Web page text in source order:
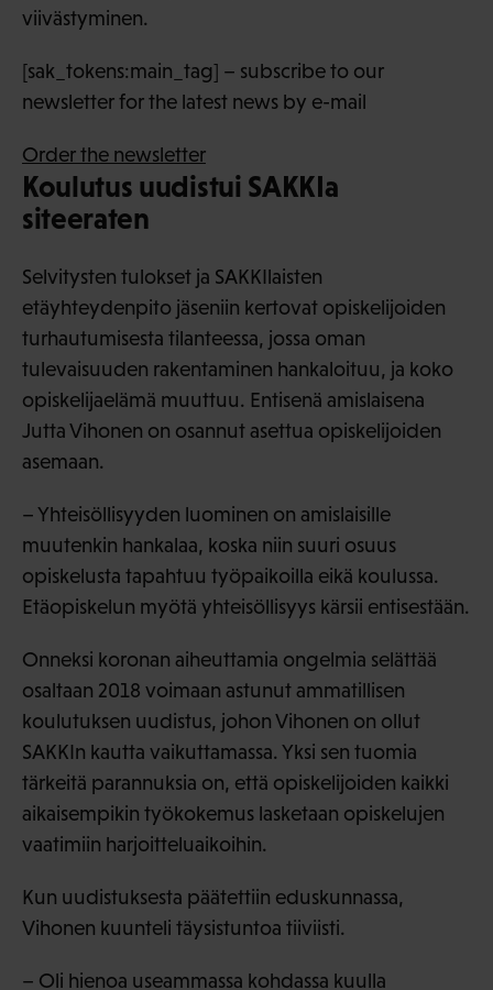
viivästyminen.
[sak_tokens:main_tag] – subscribe to our
newsletter for the latest news by e-mail
Order the newsletter
Koulutus uudistui SAKKIa
siteeraten
Selvitysten tulokset ja SAKKIlaisten
etäyhteydenpito jäseniin kertovat opiskelijoiden
turhautumisesta tilanteessa, jossa oman
tulevaisuuden rakentaminen hankaloituu, ja koko
opiskelijaelämä muuttuu. Entisenä amislaisena
Jutta Vihonen on osannut asettua opiskelijoiden
asemaan.
– Yhteisöllisyyden luominen on amislaisille
muutenkin hankalaa, koska niin suuri osuus
opiskelusta tapahtuu työpaikoilla eikä koulussa.
Etäopiskelun myötä yhteisöllisyys kärsii entisestään.
Onneksi koronan aiheuttamia ongelmia selättää
osaltaan 2018 voimaan astunut ammatillisen
koulutuksen uudistus, johon Vihonen on ollut
SAKKIn kautta vaikuttamassa. Yksi sen tuomia
tärkeitä parannuksia on, että opiskelijoiden kaikki
aikaisempikin työkokemus lasketaan opiskelujen
vaatimiin harjoitteluaikoihin.
Kun uudistuksesta päätettiin eduskunnassa,
Vihonen kuunteli täysistuntoa tiiviisti.
– Oli hienoa useammassa kohdassa kuulla